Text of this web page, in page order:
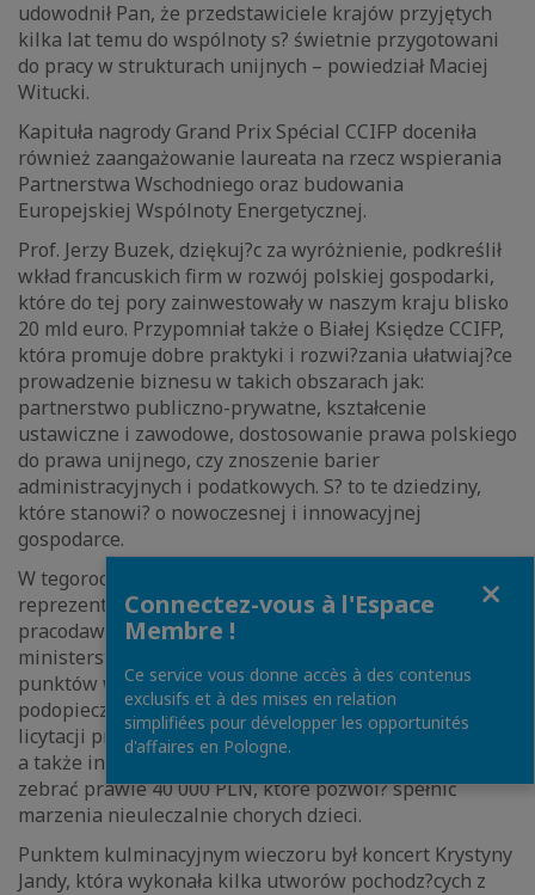
udowodnił Pan, że przedstawiciele krajów przyjętych
kilka lat temu do wspólnoty s? świetnie przygotowani
do pracy w strukturach unijnych – powiedział Maciej
Witucki.
Kapituła nagrody Grand Prix Spécial CCIFP doceniła
również zaangażowanie laureata na rzecz wspierania
Partnerstwa Wschodniego oraz budowania
Europejskiej Wspólnoty Energetycznej.
Prof. Jerzy Buzek, dziękuj?c za wyróżnienie, podkreślił
wkład francuskich firm w rozwój polskiej gospodarki,
które do tej pory zainwestowały w naszym kraju blisko
20 mld euro. Przypomniał także o Białej Księdze CCIFP,
która promuje dobre praktyki i rozwi?zania ułatwiaj?ce
prowadzenie biznesu w takich obszarach jak:
partnerstwo publiczno-prywatne, kształcenie
ustawiczne i zawodowe, dostosowanie prawa polskiego
do prawa unijnego, czy znoszenie barier
administracyjnych i podatkowych. S? to te dziedziny,
które stanowi? o nowoczesnej i innowacyjnej
gospodarce.
W tegorocznej Gali uczestniczyło prawie 400
reprezentantów francuskich i polskich firm, organizacji
pracodawców, zagranicznych izb handlowych oraz
ministerstw i innych urzędów państwowych. Jednym z
punktów wieczoru była aukcja charytatywna na rzecz
podopiecznych fundacji Dziecięca Fantazja. Dzięki
licytacji przedmiotów podpisanych przez znane osoby,
a także indywidualnym deklaracjom wpłat, udało się
zebrać prawie 40 000 PLN, które pozwol? spełnić
marzenia nieuleczalnie chorych dzieci.
Punktem kulminacyjnym wieczoru był koncert Krystyny
Jandy, która wykonała kilka utworów pochodz?cych z
Connectez-vous à l'Espace
Membre !
Ce service vous donne accès à des contenus
exclusifs et à des mises en relation
simplifiées pour développer les opportunités
d'affaires en Pologne.